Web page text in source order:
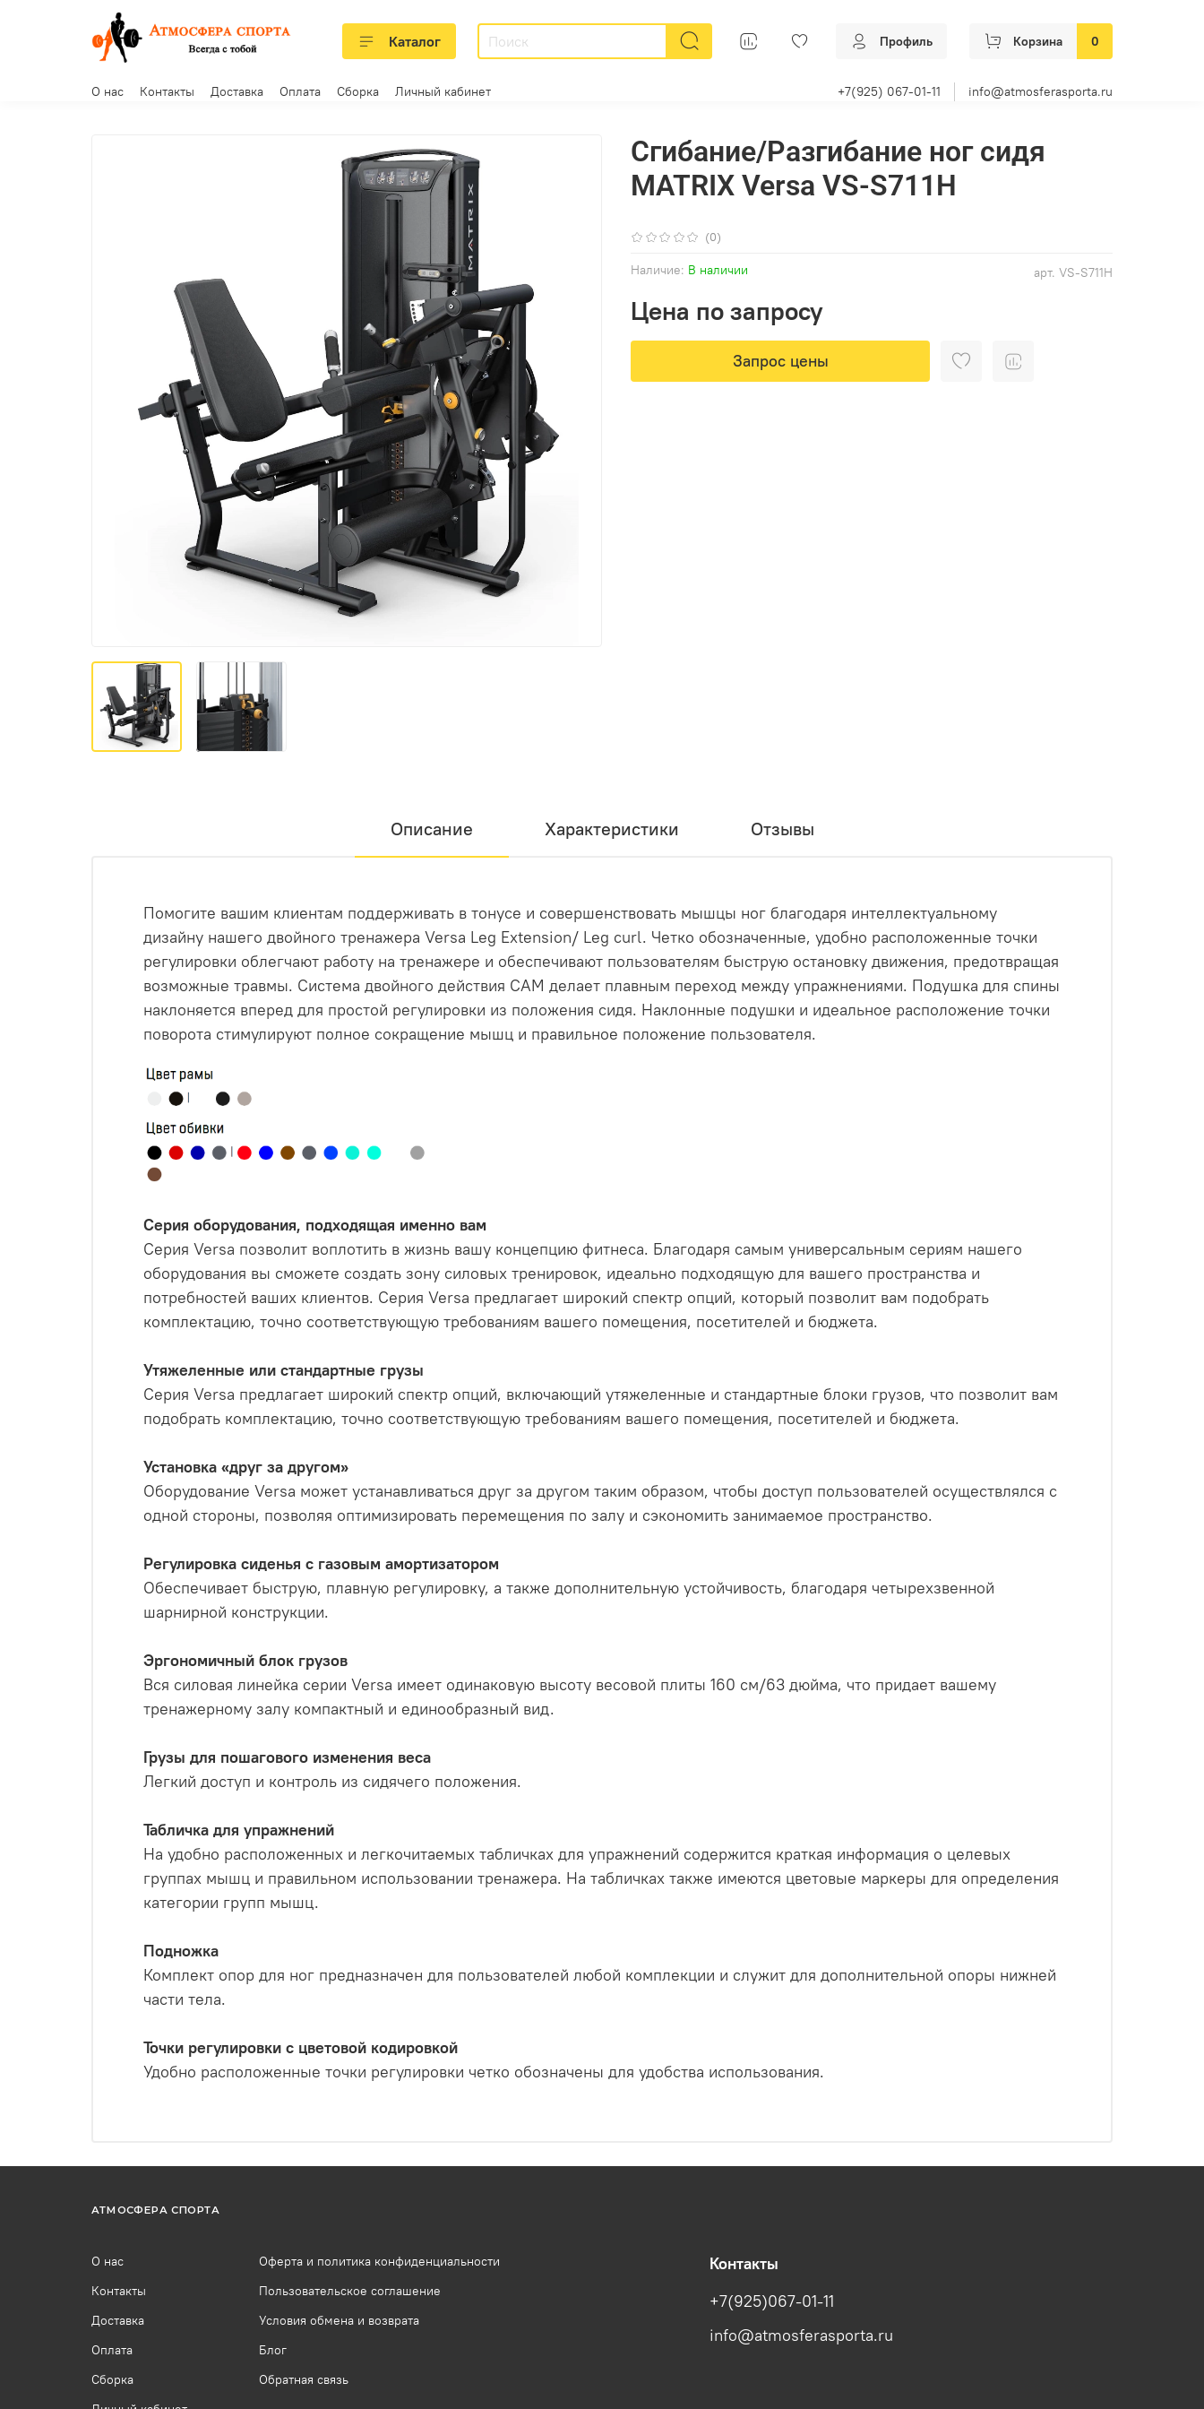
Каталог Профиль Корзина 0
О нас Контакты Доставка Оплата Сборка Личный кабинет +7(925) 067-01-11 info@atmosferasporta.ru
(0)
арт. VS-S711H
Наличие: В наличии
Сгибание/Разгибание ног сидя
MATRIX Versa VS-S711H
Цена по запросу
Запрос цены
Описание Характеристики Отзывы
Помогите вашим клиентам поддерживать в тонусе и совершенствовать мышцы ног благодаря интеллектуальному
дизайну нашего двойного тренажера Versa Leg Extension/ Leg curl. Четко обозначенные, удобно расположенные точки
регулировки облегчают работу на тренажере и обеспечивают пользователям быструю остановку движения, предотвращая
возможные травмы. Система двойного действия CAM делает плавным переход между упражнениями. Подушка для спины
наклоняется вперед для простой регулировки из положения сидя. Наклонные подушки и идеальное расположение точки
поворота стимулируют полное сокращение мышц и правильное положение пользователя.
Серия оборудования, подходящая именно вам
Серия Versa позволит воплотить в жизнь вашу концепцию фитнеса. Благодаря самым универсальным сериям нашего
оборудования вы сможете создать зону силовых тренировок, идеально подходящую для вашего пространства и
потребностей ваших клиентов. Серия Versa предлагает широкий спектр опций, который позволит вам подобрать
комплектацию, точно соответствующую требованиям вашего помещения, посетителей и бюджета.
Утяжеленные или стандартные грузы
Серия Versa предлагает широкий спектр опций, включающий утяжеленные и стандартные блоки грузов, что позволит вам
подобрать комплектацию, точно соответствующую требованиям вашего помещения, посетителей и бюджета.
Установка «друг за другом»
Оборудование Versa может устанавливаться друг за другом таким образом, чтобы доступ пользователей осуществлялся с
одной стороны, позволяя оптимизировать перемещения по залу и сэкономить занимаемое пространство.
Регулировка сиденья с газовым амортизатором
Обеспечивает быструю, плавную регулировку, а также дополнительную устойчивость, благодаря четырехзвенной
шарнирной конструкции.
Эргономичный блок грузов
Вся силовая линейка серии Versa имеет одинаковую высоту весовой плиты 160 см/63 дюйма, что придает вашему
тренажерному залу компактный и единообразный вид.
Грузы для пошагового изменения веса
Легкий доступ и контроль из сидячего положения.
Табличка для упражнений
На удобно расположенных и легкочитаемых табличках для упражнений содержится краткая информация о целевых
группах мышц и правильном использовании тренажера. На табличках также имеются цветовые маркеры для определения
категории групп мышц.
Подножка
Комплект опор для ног предназначен для пользователей любой комплекции и служит для дополнительной опоры нижней
части тела.
Точки регулировки с цветовой кодировкой
Удобно расположенные точки регулировки четко обозначены для удобства использования.
АТМОСФЕРА СПОРТА
О нас
Контакты
Доставка
Оплата
Сборка
Оферта и политика конфиденциальности
Пользовательское соглашение
Условия обмена и возврата
Блог
Обратная связь
Контакты
+7(925)067-01-11
info@atmosferasporta.ru